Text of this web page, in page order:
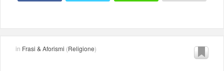
in Frasi & Aforismi (Religione)